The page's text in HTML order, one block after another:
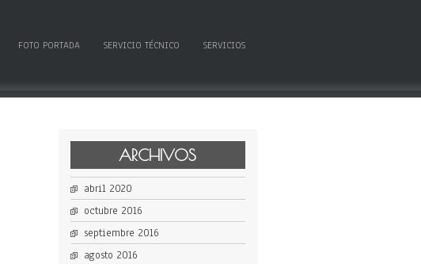
FOTO PORTADA SERVICIO TÉCNICO SERVICIOS
ARCHIVOS
abril 2020
octubre 2016
septiembre 2016
agosto 2016